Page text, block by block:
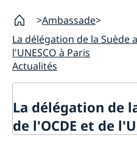
Ambassade
La délégation de la Suède
l'UNESCO à Paris
Actualités
La délégation de
de l'OCDE et de